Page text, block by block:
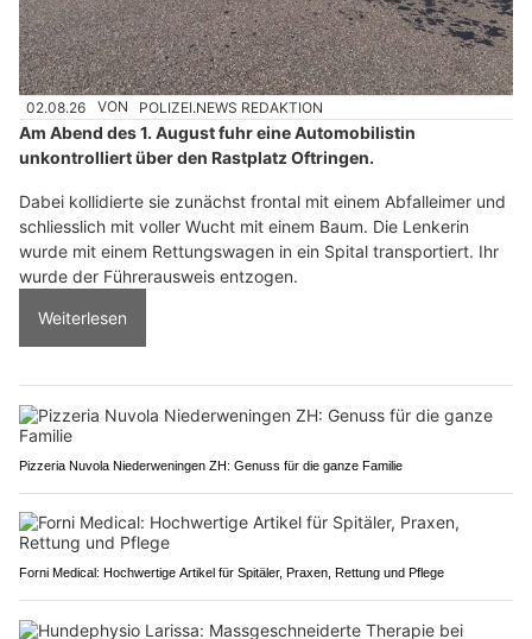
02.08.26 VON POLIZEI.NEWS REDAKTION
Am Abend des 1. August fuhr eine Automobilistin
unkontrolliert über den Rastplatz Oftringen.
Dabei kollidierte sie zunächst frontal mit einem Abfalleimer und
schliesslich mit voller Wucht mit einem Baum. Die Lenkerin
wurde mit einem Rettungswagen in ein Spital transportiert. Ihr
wurde der Führerausweis entzogen.
Weiterlesen
Pizzeria Nuvola Niederweningen ZH: Genuss für die ganze Familie
Forni Medical: Hochwertige Artikel für Spitäler, Praxen, Rettung und Pflege